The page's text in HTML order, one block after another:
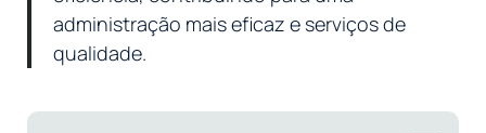
administração mais eficaz e serviços de
qualidade.